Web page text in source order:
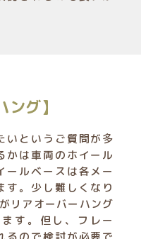
グ】
いというご質問が多
かは車両のホイール
ルベースは各メー
す。少し難しくなり
リアオーバーハング
す。但し、フレー